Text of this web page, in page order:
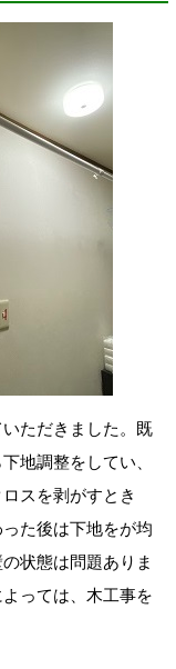
ただきました。既
地調整をしてい、
スを剥がすとき
た後は下地をが均
状態は問題ありま
っては、木工事を